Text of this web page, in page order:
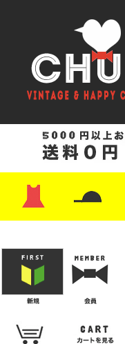
・レザーシューズ